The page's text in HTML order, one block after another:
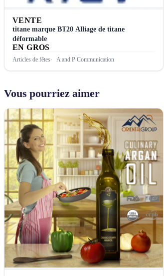
VENTE
titane marque ВТ20 Alliage de titane
déformable
EN GROS
Articles de fêtes A and P Communication
Vous pourriez aimer